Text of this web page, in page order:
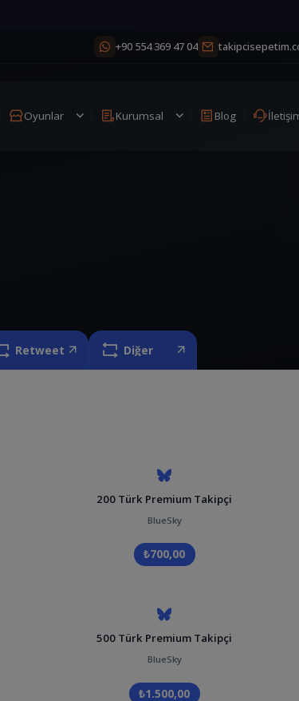
+90 554 369 47 04
Oyunlar Kurumsal Blog
Retweet Diğer
200 Türk Premium Takipçi
BlueSky
₺700,00
500 Türk Premium Takipçi
BlueSky
₺1.500,00